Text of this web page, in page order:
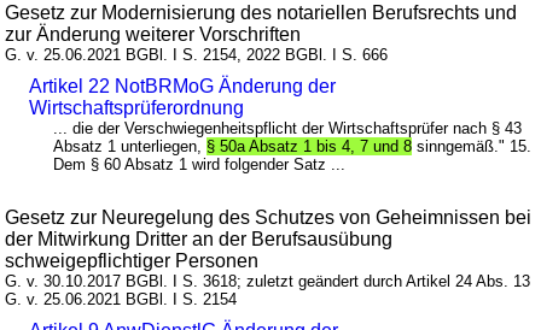
Gesetz zur Modernisierung des notariellen Berufsrechts und
zur Änderung weiterer Vorschriften
G. v. 25.06.2021 BGBl. I S. 2154, 2022 BGBl. I S. 666
Artikel 22 NotBRMoG Änderung der
Wirtschaftsprüferordnung
... die der Verschwiegenheitspflicht der Wirtschaftsprüfer nach § 43
Absatz 1 unterliegen, § 50a Absatz 1 bis 4, 7 und 8 sinngemäß." 15.
Dem § 60 Absatz 1 wird folgender Satz ...
Gesetz zur Neuregelung des Schutzes von Geheimnissen bei
der Mitwirkung Dritter an der Berufsausübung
schweigepflichtiger Personen
G. v. 30.10.2017 BGBl. I S. 3618; zuletzt geändert durch Artikel 24 Abs. 13
G. v. 25.06.2021 BGBl. I S. 2154